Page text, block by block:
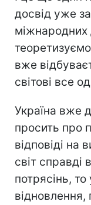
досвід уже
міжнародних
вже
світові все
Україна вже
просить про
відповіді на
світ справді
потрясінь,
відновлення,